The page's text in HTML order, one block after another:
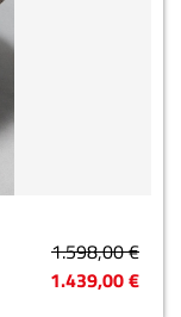
1.598,00 €
1.439,00 €